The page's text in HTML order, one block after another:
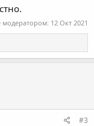
модератором: 12 Окт 2021
#3